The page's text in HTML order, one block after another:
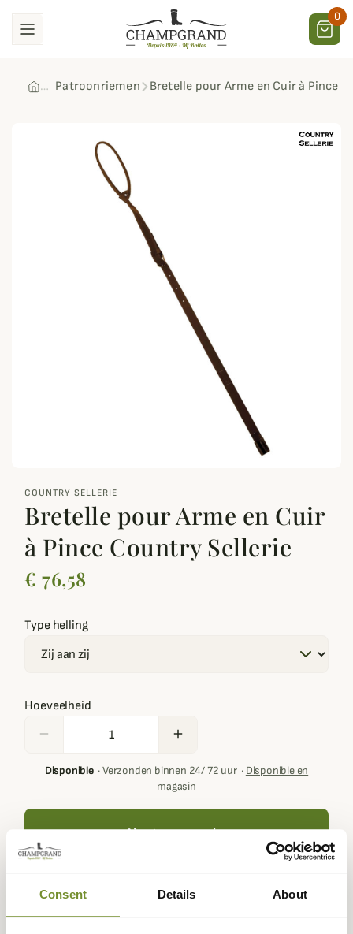
Consent Details About
0
Patroonriemen Bretelle pour Arme en Cuir à Pince
COUNTRY SELLERIE
Bretelle pour Arme en Cuir
à Pince Country Sellerie
€ 76,58
Type helling
Hoeveelheid
remove add
Disponible·Verzonden binnen 24/ 72 uur· Disponible en
magasin
Ajouter au panier
Your basket must contain at least € 100,00 of products in
order to get loyalty rewards.